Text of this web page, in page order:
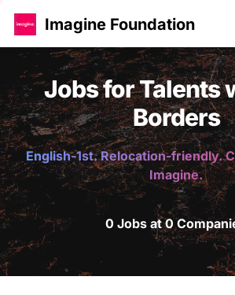
Imagine Foundation
Jobs for Talents
Borders
English-1st. Relocation-friendly.
Imagine.
0 Jobs at 0